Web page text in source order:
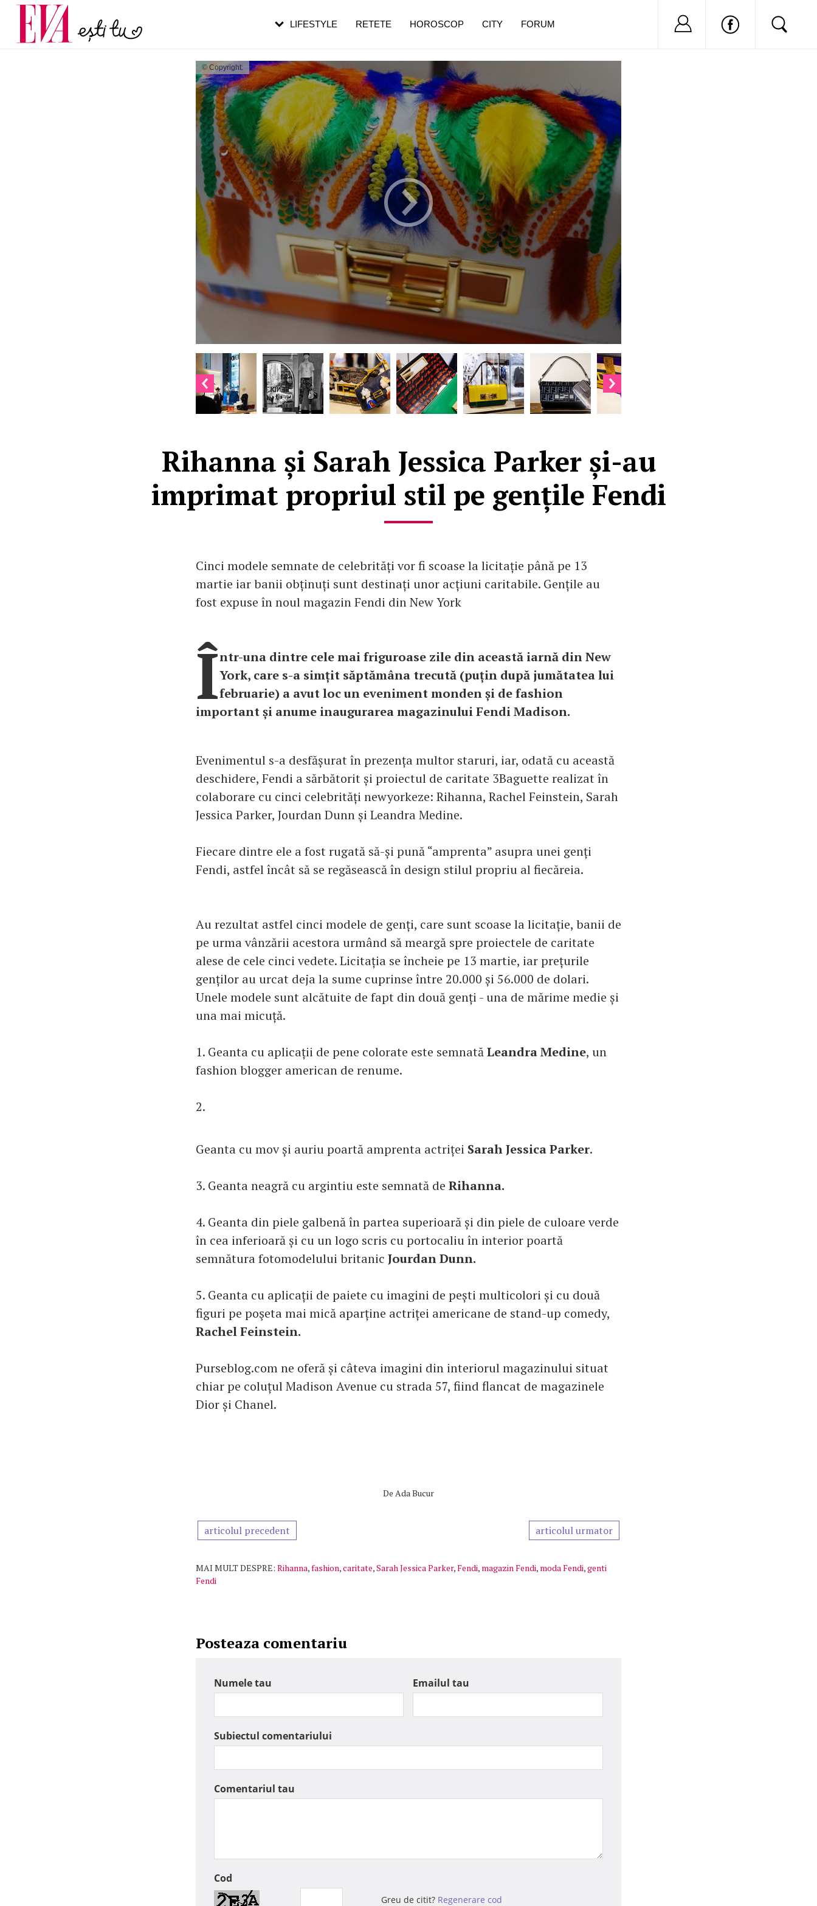
© Copyright:
Rihanna și Sarah Jessica Parker și-au
imprimat propriul stil pe gențile Fendi
Cinci modele semnate de celebrități vor fi scoase la licitație până pe 13
martie iar banii obținuți sunt destinați unor acțiuni caritabile. Gențile au
fost expuse în noul magazin Fendi din New York
Într-una dintre cele mai friguroase zile din această iarnă din New
York, care s-a simțit săptămâna trecută (puțin după jumătatea lui
februarie) a avut loc un eveniment monden și de fashion
important și anume inaugurarea magazinului Fendi Madison.
Evenimentul s-a desfășurat în prezența multor staruri, iar, odată cu această
deschidere, Fendi a sărbătorit și proiectul de caritate 3Baguette realizat în
colaborare cu cinci celebrități newyorkeze: Rihanna, Rachel Feinstein, Sarah
Jessica Parker, Jourdan Dunn și Leandra Medine.
Fiecare dintre ele a fost rugată să-și pună “amprenta” asupra unei genți
Fendi, astfel încât să se regăsească în design stilul propriu al fiecăreia.
Au rezultat astfel cinci modele de genți, care sunt scoase la licitație, banii de
pe urma vânzării acestora urmând să meargă spre proiectele de caritate
alese de cele cinci vedete. Licitația se încheie pe 13 martie, iar prețurile
genților au urcat deja la sume cuprinse între 20.000 și 56.000 de dolari.
Unele modele sunt alcătuite de fapt din două genți - una de mărime medie și
una mai micuță.
1. Geanta cu aplicații de pene colorate este semnatăLeandra Medine, un
fashion blogger american de renume.
2.
Geanta cu mov și auriu poartă amprenta actriței Sarah Jessica Parker.
3. Geanta neagră cu argintiu este semnată de Rihanna.
4. Geanta din piele galbenă în partea superioară și din piele de culoare verde
în cea inferioară și cu un logo scris cu portocaliu în interior poartă
semnătura fotomodelului britanic Jourdan Dunn.
5. Geanta cu aplicații de paiete cu imagini de pești multicolori și cu două
figuri pe poşeta mai mică aparține actriței americane de stand-up comedy,
Rachel Feinstein.
Purseblog.com ne oferă și câteva imagini din interiorul magazinului situat
chiar pe coluțul Madison Avenue cu strada 57, fiind flancat de magazinele
Dior și Chanel.
De Ada Bucur
articolul precedent articolul urmator
MAI MULT DESPRE: Rihanna,fashion,caritate,Sarah Jessica Parker,Fendi, magazin Fendi, moda Fendi,genti
Fendi
Posteaza comentariu
Numele tau Emailul tau
Subiectul comentariului
Comentariul tau
Cod
Greu de citit? Regenerare cod
LIFESTYLE RETETE HOROSCOP CITY FORUM Nu ai cont?
Carieră
Actualitate
pe măsură ce înaintezi în vârstă
de dureroasă este investigația